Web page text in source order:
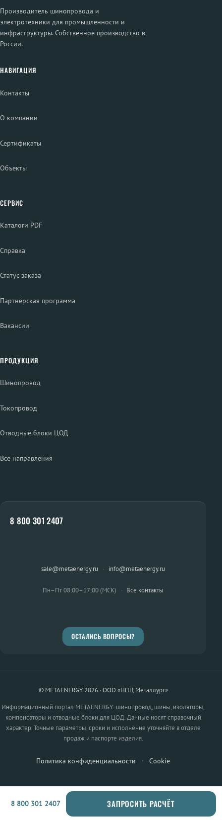
Производитель шинопровода и
электротехники для промышленности и
инфраструктуры. Собственное производство в
России.
НАВИГАЦИЯ
Контакты
О компании
Сертификаты
Объекты
СЕРВИС
Каталоги PDF
Справка
Статус заказа
Партнёрская программа
Вакансии
ПРОДУКЦИЯ
Шинопровод
Токопровод
Отводные блоки ЦОД
Все направления
8 800 301 2407
sale@metaenergy.ru · info@metaenergy.ru
Пн–Пт 08:00–17:00 (МСК) · Все контакты
ОСТАЛИСЬ ВОПРОСЫ?
© METAENERGY 2026 · ООО «НПЦ Металлург»
Информационный портал METAENERGY: шинопровод, шины, изоляторы,
компенсаторы и отводные блоки для ЦОД. Данные носят справочный
характер. Точные параметры, сроки и исполнение уточняйте в отделе
продаж и паспорте изделия.
Политика конфиденциальности · Cookie
8 800 301 2407 ЗАПРОСИТЬ РАСЧЁТ